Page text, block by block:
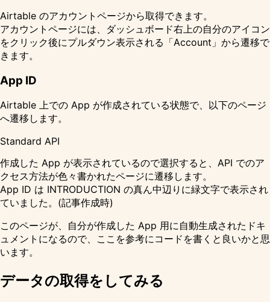
Airtable のアカウントページから取得できます。
アカウントページには、ダッシュボード右上の自分のアイコン
をクリック後にプルダウン表示される「Account」から遷移で
きます。
App ID
Airtable 上での App が作成されている状態で、以下のページ
へ遷移します。
Standard API
作成した App が表示されているので選択すると、API でのア
クセス方法が色々書かれたページに遷移します。
App ID は INTRODUCTION の真ん中辺りに緑文字で表示され
ていました。(記事作成時)
このページが、自分が作成した App 用に自動生成されたドキ
ュメントになるので、ここを参考にコードを書くと良いかと思
います。
データの取得をしてみる